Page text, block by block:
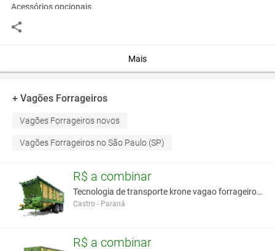
Acessórios opcionais
Mais
+ Vagões Forrageiros
Vagões Forrageiros novos
Vagões Forrageiros no São Paulo (SP)
R$ a combinar
Tecnologia de transporte krone vagao forrageiro de
Castro - Paraná
R$ a combinar